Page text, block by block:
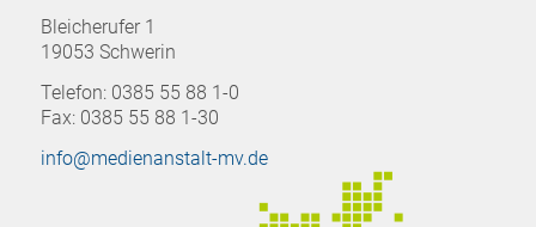
Bleicherufer 1
19053 Schwerin
Telefon: 0385 55 88 1-0
Fax: 0385 55 88 1-30
info@medienanstalt-mv.de